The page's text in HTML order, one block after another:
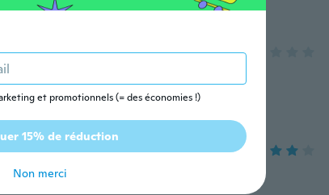
plaque arrived bended.
et promotionnels (= des économies !)
15% de réduction
Non merci